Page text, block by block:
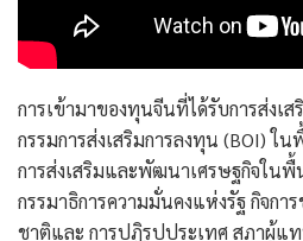
การเข้ามาของทุนจีนที่ได้รับการส่งเ
กรรมการส่งเสริมการลงทุน (BOI) ใ
การส่งเสริมและพัฒนาเศรษฐกิจใน
กรรมาธิการความมั่นคงแห่งรัฐ กิจก
ชาติและ การปฏิรูปประเทศ สภาผู้แ